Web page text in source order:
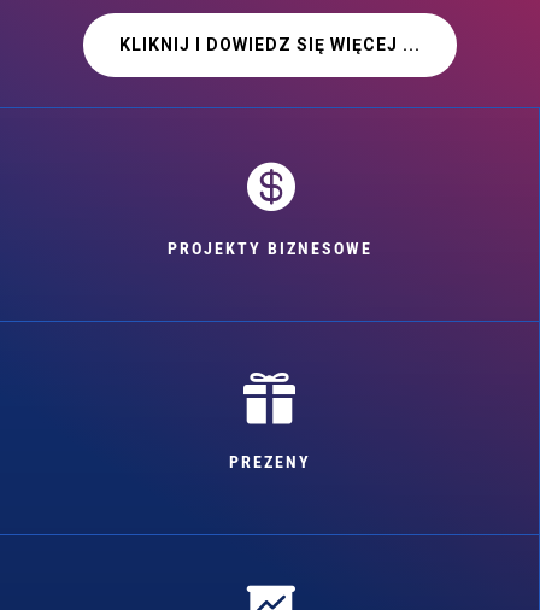
KLIKNIJ I DOWIEDZ SIĘ WIĘCEJ ...

PROJEKTY BIZNESOWE

PREZENY